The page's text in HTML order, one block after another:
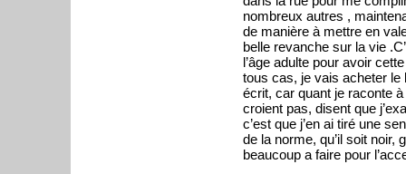
nombreux autres ,
de manière à mettre en
belle revanche sur la vie
l’âge adulte pour avoir
tous cas, je vais acheter le
écrit, car quant je raconte
croient pas, disent que
c’est que j’en ai tiré une
de la norme, qu’il soit
beaucoup a faire pour